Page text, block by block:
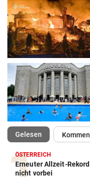
Gelesen(ausgewählt)
ÖSTERREICH
Erneuter Allzeit-
nicht vorbei